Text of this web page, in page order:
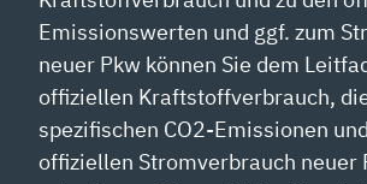
Emissionswerten und ggf. zum
neuer Pkw können Sie dem
offiziellen Kraftstoffverbrauch,
spezifischen CO2-Emissionen
offiziellen Stromverbrauch neuer